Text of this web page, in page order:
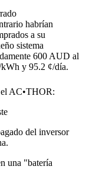
habrían
a su
sistema
600 AUD al
kWh y 95.2 ¢/día.
el AC•THOR:
del inversor
una "batería